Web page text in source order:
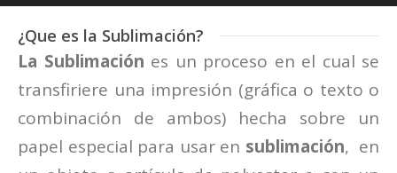
¿Que es la Sublimación?
La Sublimación es un proceso en el cual se
transfiriere una impresión (gráfica o texto o
combinación de ambos) hecha sobre un
papel especial para usar en sublimación, en